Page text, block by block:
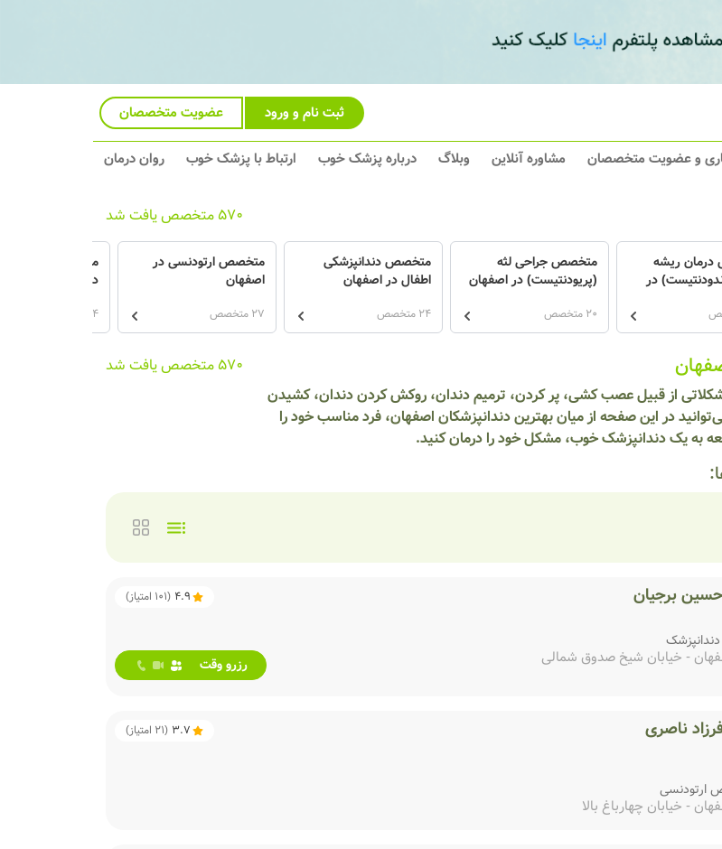
ثبت نام و ورود عضویت متخصصان
و عضویت متخصصان مشاوره آنلاین وبلاگ درباره پزشک خوب ارتباط با پزشک خوب روان درمان
570 متخصص یافت شد
ریشه
در
متخصص جراحی لثه
(پریودنتیست) در اصفهان
20 متخصص
متخصص دندانپزشکی
اطفال در اصفهان
24 متخصص
متخصص ارتودنسی در
اصفهان
27 متخصص
متخصص پروتزهای
در اصفهان
24 متخصص
از قبیل عصب کشی، پر کردن، ترمیم دندان، روکش کردن دندان، کشیدن
در این صفحه از میان بهترین دندانپزشکان اصفهان، فرد مناسب خود را
به یک دندانپزشک خوب، مشکل خود را درمان کنید.
570 متخصص یافت شد
برجیان 4.9
(
101 امتیاز)
- خیابان شیخ صدوق شمالی رزرو وقت
ناصری 3.7
(
21 امتیاز)
ارتودنسی
- خیابان چهارباغ بالا